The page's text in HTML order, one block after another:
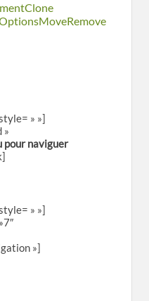
Clone
MoveRemove
» »]
»
pour naviguer
» »]
»]